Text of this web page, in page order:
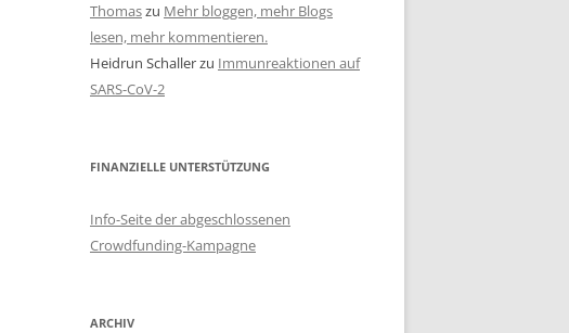
Thomaszu Mehr bloggen, mehr Blogs
lesen, mehr kommentieren.
Heidrun Schallerzu Immunreaktionen auf
SARS-CoV-2
FINANZIELLE UNTERSTÜTZUNG
Info-Seite der abgeschlossenen
Crowdfunding-Kampagne
ARCHIV